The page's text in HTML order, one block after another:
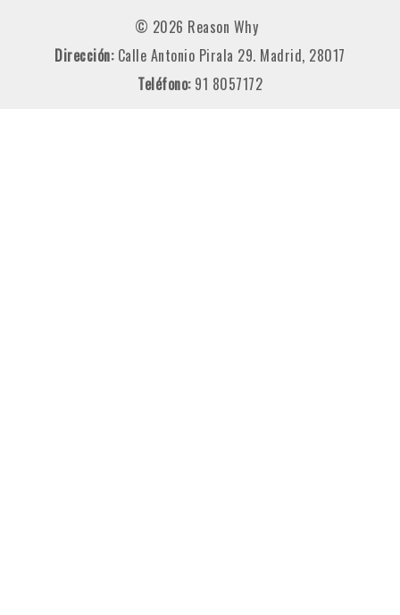
© 2026 Reason Why
Dirección: Calle Antonio Pirala 29. Madrid, 28017
Teléfono: 91 8057172